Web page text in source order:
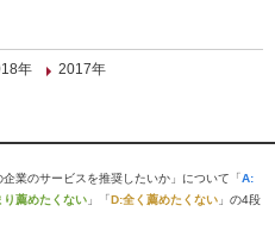
年 2017年
業のサービスを推奨したいか」について「A:
り薦めたくない 」「D:全く薦めたくない 」の4段